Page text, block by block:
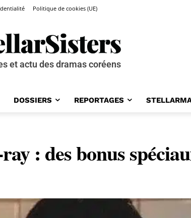
Politique de cookies (UE)
et actu des dramas coréens
DOSSIERS REPORTAGES
: des bonus